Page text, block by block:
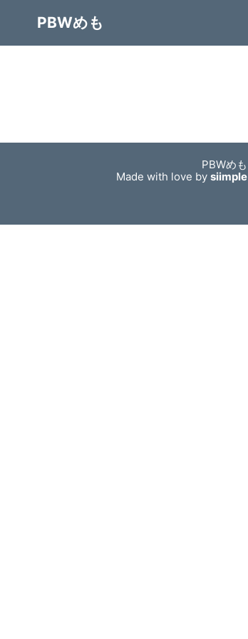
PBWめも
PBWめも
Made with love bysiimple